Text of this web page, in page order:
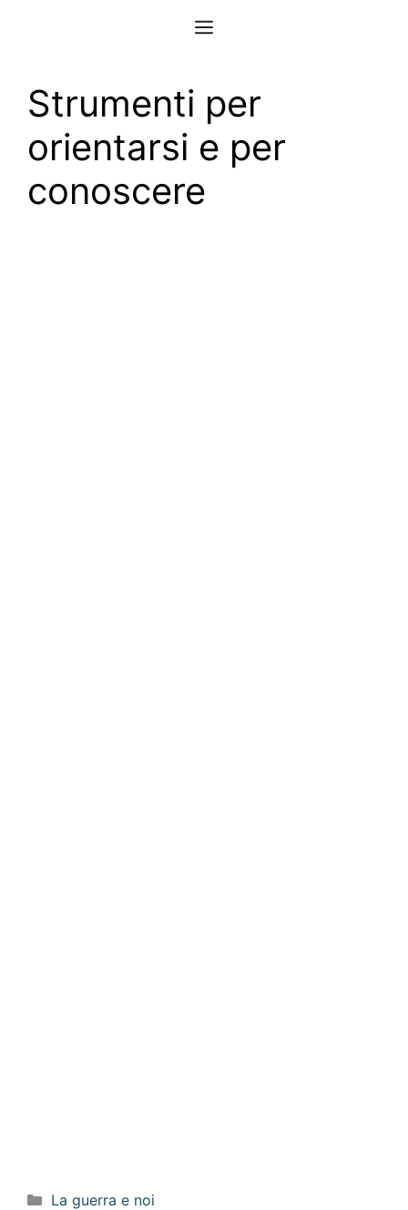
Menu
Strumenti per
orientarsi e per
conoscere
Categorie
La guerra e noi